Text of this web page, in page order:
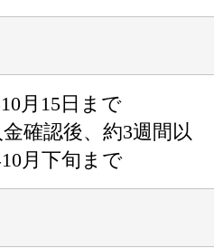
月15日まで
確認後、約3週間以
月下旬まで